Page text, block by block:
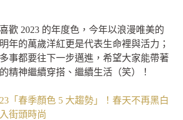
歡 2023 的年度色，今年以浪漫唯美的
年的萬歲洋紅更是代表生命裡與活力；
事都要往下一步邁進，希望大家能帶著
精神繼續穿搭、繼續生活（笑）！
「春季顏色 5 大趨勢」！春天不再黑白
街頭時尚